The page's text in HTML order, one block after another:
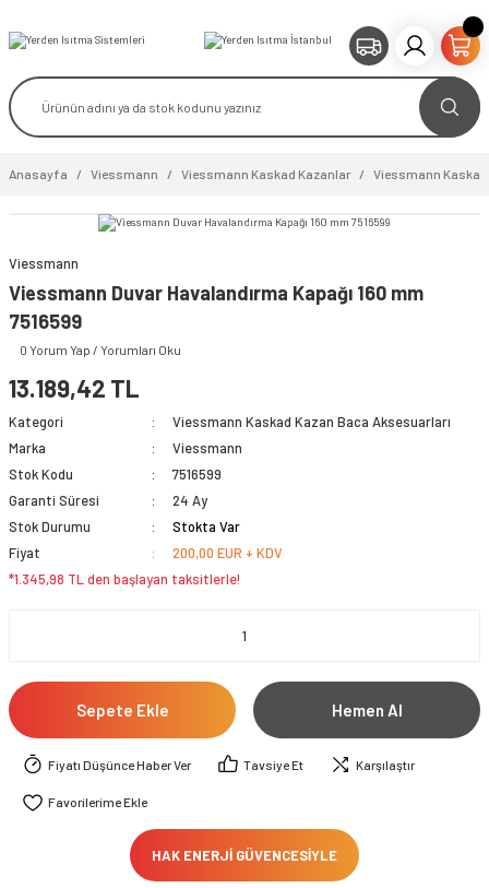
Anasayfa Viessmann Viessmann Kaskad Kazanlar Viessmann Kaskad
Viessmann
Viessmann Duvar Havalandırma Kapağı 160 mm
7516599
0 Yorum Yap / Yorumları Oku
13.189,42 TL
Kategori
Viessmann Kaskad Kazan Baca Aksesuarları
Marka
Viessmann
Stok Kodu
7516599
Garanti Süresi
24 Ay
Stok Durumu
Stokta Var
Fiyat
200,00 EUR + KDV
*1.345,98 TL den başlayan taksitlerle!
Sepete Ekle Hemen Al
Fiyatı Düşünce Haber Ver Tavsiye Et Karşılaştır
HAK ENERJİ GÜVENCESİYLE